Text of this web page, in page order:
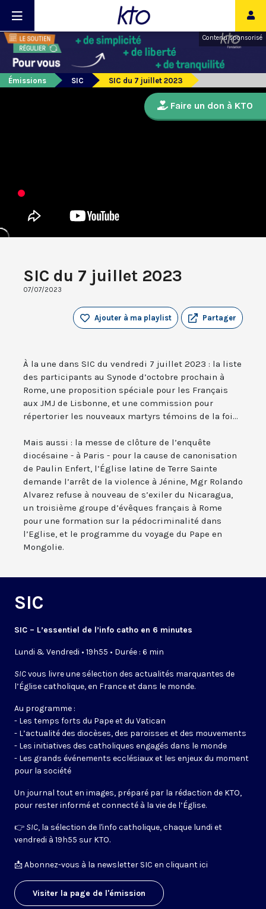
Contenu sponsorisé
Émissions SIC SIC du 7 juillet 2023
SIC du 7 juillet 2023
07/07/2023
Partager
Ajouter à ma playlist
À la une dans SIC du vendredi 7 juillet 2023 : la liste
des participants au Synode d’octobre prochain à
Rome, une proposition spéciale pour les Français
aux JMJ de Lisbonne, et une commission pour
répertorier les nouveaux martyrs témoins de la foi...
Mais aussi : la messe de clôture de l’enquête
diocésaine - à Paris - pour la cause de canonisation
de Paulin Enfert, l’Église latine de Terre Sainte
demande l’arrêt de la violence à Jénine, Mgr Rolando
Alvarez refuse à nouveau de s’exiler du Nicaragua,
un troisième groupe d’évêques français à Rome
pour une formation sur la pédocriminalité dans
l’Eglise, et le programme du voyage du Pape en
Mongolie.
SIC
SIC – L’essentiel de l’info catho en 6 minutes
Lundi & Vendredi • 19h55 • Durée : 6 min
SICvous livre une sélection des actualités marquantes de
l’Église catholique, en France et dans le monde.
Au programme :
- Les temps forts du Pape et du Vatican
- L’actualité des diocèses, des paroisses et des mouvements
- Les initiatives des catholiques engagés dans le monde
- Les grands événements ecclésiaux et les enjeux du moment
pour la société
Un journal tout en images, préparé par la rédaction de KTO,
pour rester informé et connecté à la vie de l’Église.
👉 SIC, la sélection de l'info catholique, chaque lundi et
vendredi à 19h55 sur KTO.
📩Abonnez-vous à la newsletter SIC en cliquant ici
Visiter la page de l'émission
Faire un don à KTO